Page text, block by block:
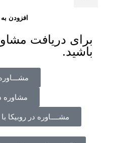
افزودن
برای دریافت
باشید.
مشاوره
مشــــاوره در روبیکا با شماره